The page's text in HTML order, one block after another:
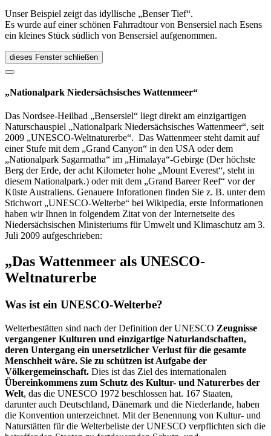
Unser Beispiel zeigt das idyllische „Benser Tief“.
Es wurde auf einer schönen Fahrradtour von Bensersiel nach Esens
ein kleines Stück südlich von Bensersiel aufgenommen.
dieses Fenster schließen
„Nationalpark Niedersächsisches Wattenmeer“
Das Nordsee-Heilbad „Bensersiel“ liegt direkt am einzigartigen
Naturschauspiel „Nationalpark Niedersächsisches Wattenmeer“, seit
2009 „UNESCO-Weltnaturerbe“. Das Wattenmeer steht damit auf
einer Stufe mit dem „Grand Canyon“ in den USA oder dem
„Nationalpark Sagarmatha“ im „Himalaya“-Gebirge (Der höchste
Berg der Erde, der acht Kilometer hohe „Mount Everest“, steht in
diesem Nationalpark.) oder mit dem „Grand Bareer Reef“ vor der
Küste Australiens. Genauere Inforationen finden Sie z. B. unter dem
Stichwort „UNESCO-Welterbe“ bei Wikipedia, erste Informationen
haben wir Ihnen in folgendem Zitat von der Internetseite des
Niedersächsischen Ministeriums für Umwelt und Klimaschutz am 3.
Juli 2009 aufgeschrieben:
„Das Wattenmeer als UNESCO-
Weltnaturerbe
Was ist ein UNESCO-Welterbe?
Welterbestätten sind nach der Definition der UNESCO Zeugnisse
vergangener Kulturen und einzigartige Naturlandschaften,
deren Untergang ein unersetzlicher Verlust für die gesamte
Menschheit wäre. Sie zu schützen ist Aufgabe der
Völkergemeinschaft. Dies ist das Ziel des internationalen
Übereinkommens zum Schutz des Kultur- und Naturerbes der
Welt, das die UNESCO 1972 beschlossen hat. 167 Staaten,
darunter auch Deutschland, Dänemark und die Niederlande, haben
die Konvention unterzeichnet. Mit der Benennung von Kultur- und
Naturstätten für die Welterbeliste der UNESCO verpflichten sich die